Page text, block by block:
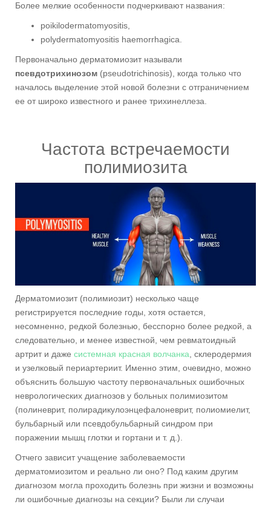
Более мелкие особенности подчеркивают названия:
poikilodermatomyositis,
polydermatomyositis haemorrhagica.
Первоначально дерматомиозит называли
псевдотрихинозом (pseudotrichinosis), когда только что
началось выделение этой новой болезни с отграничением
ее от широко известного и ранее трихинеллеза.
Частота встречаемости
полимиозита
Дерматомиозит (полимиозит) несколько чаще
регистрируется последние годы, хотя остается,
несомненно, редкой болезнью, бесспорно более редкой, а
следовательно, и менее известной, чем ревматоидный
артрит и даже системная красная волчанка , склеродермия
и узелковый периартериит. Именно этим, очевидно, можно
объяснить большую частоту первоначальных ошибочных
неврологических диагнозов у больных полимиозитом
(полиневрит, полирадикулоэнцефалоневрит, полиомиелит,
бульбарный или псевдобульбарный синдром при
поражении мышц глотки и гортани и т. д.).
Отчего зависит учащение заболеваемости
дерматомиозитом и реально ли оно? Под каким другим
диагнозом могла проходить болезнь при жизни и возможны
ли ошибочные диагнозы на секции? Были ли случаи